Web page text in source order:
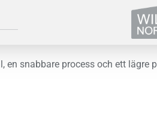
en snabbare process och ett